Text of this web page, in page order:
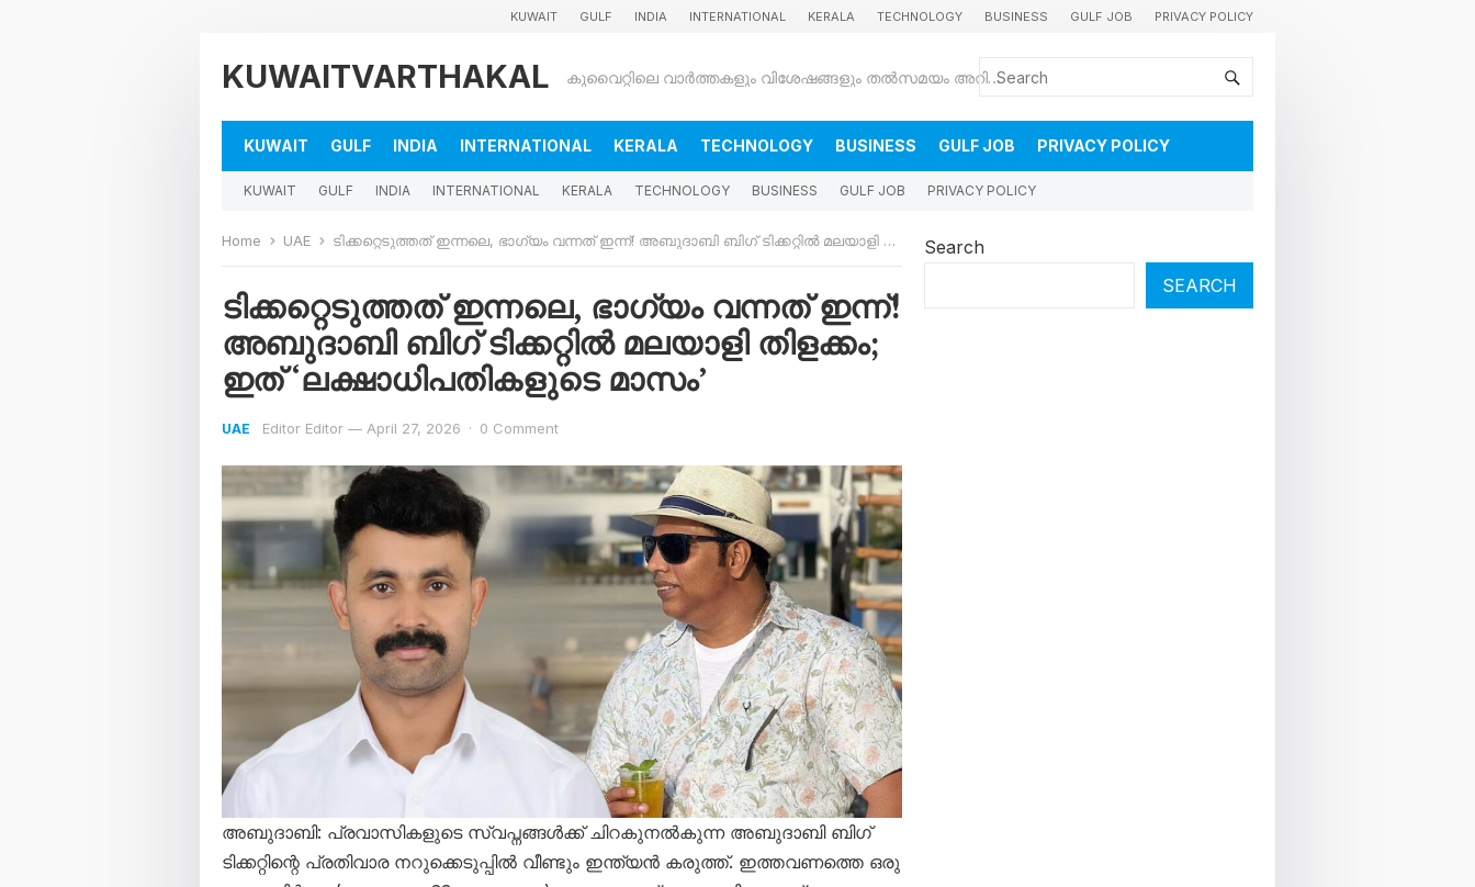
KUWAIT GULF INDIA INTERNATIONAL KERALA TECHNOLOGY BUSINESS GULF JOB PRIVACY POLICY
KUWAITVARTHAKAL കുവൈറ്റിലെ വാർത്തകളും വിശേഷങ്ങളും തൽസമയം അറിയാൻ
KUWAIT GULF INDIA INTERNATIONAL KERALA TECHNOLOGY BUSINESS GULF JOB PRIVACY POLICY
KUWAIT GULF INDIA INTERNATIONAL KERALA TECHNOLOGY BUSINESS GULF JOB PRIVACY POLICY
Home UAE ടിക്കറ്റെടുത്തത് ഇന്നലെ, ഭാഗ്യം വന്നത് ഇന്ന്! അബുദാബി ബിഗ് ടിക്കറ്റിൽ മലയാളി തിളക്കം; ഇത് ‘ലക്ഷാധിപതികളുടെ മാസം’
ടിക്കറ്റെടുത്തത് ഇന്നലെ, ഭാഗ്യം വന്നത് ഇന്ന്!
അബുദാബി ബിഗ് ടിക്കറ്റിൽ മലയാളി തിളക്കം;
ഇത് ‘ലക്ഷാധിപതികളുടെ മാസം’
UAE Editor Editor — April 27, 2026 · 0 Comment
അബുദാബി: പ്രവാസികളുടെ സ്വപ്നങ്ങൾക്ക് ചിറകുനൽകുന്ന അബുദാബി ബിഗ്
ടിക്കറ്റിന്റെ പ്രതിവാര നറുക്കെടുപ്പിൽ വീണ്ടും ഇന്ത്യൻ കരുത്ത്. ഇത്തവണത്തെ ഒരു
Search
SEARCH